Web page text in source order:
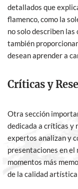
detallados que
flamenco, como la
no solo describen
también
desean aprender a
Críticas y
Otra sección
dedicada a críticas y
expertos analizan y
presentaciones en el
momentos más
de la calidad